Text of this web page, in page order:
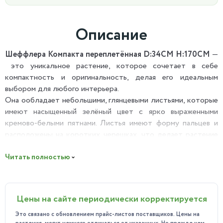
Описание
Шеффлера Компакта переплетённая D:34CM H:170CM —
это уникальное растение, которое сочетает в себе
компактность и оригинальность, делая его идеальным
выбором для любого интерьера.
Она ообладает небольшими, глянцевыми листьями, которые
имеют насыщенный зелёный цвет с ярко выраженными
кремово-белыми пятнами. Листья имеют форму пальцев и
короткий и прямой, что придаёт ему дополнительную
От других сортов отличается уникальной формой.
отходят ветви с розетками листьев, создавая эффект
стройного и элегантного деревца. Однако, в отличие от
Читать полностью
Цены на сайте периодически корректируется
Это связано с обновлением прайс-листов поставщиков. Цены на